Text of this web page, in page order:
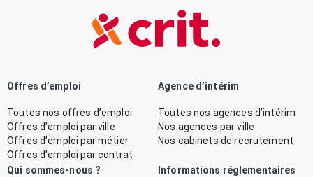
Offres d’emploi
Toutes nos offres d’emploi
Offres d’emploi par ville
Offres d’emploi par métier
Offres d’emploi par contrat
Agence d’intérim
Toutes nos agences d’intérim
Nos agences par ville
Nos cabinets de recrutement
Qui sommes-nous ? Informations réglementaires